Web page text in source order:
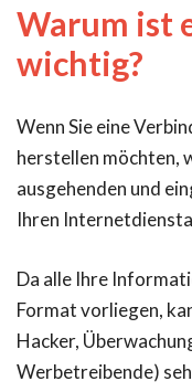
Warum ist
wichtig?
Wenn Sie eine
herstellen möchten,
ausgehenden und
Ihren
Da alle Ihre
Format vorliegen,
Hacker,
Werbetreibende)